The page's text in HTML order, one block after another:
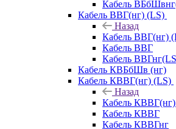
Кабель
Кабель ВВГ(нг) (LS)
Назад
Кабель ВВГ(нг)
Кабель ВВГ
Кабель
Кабель КВБбШв (нг)
Кабель КВВГ(нг) (LS)
Назад
Кабель
Кабель КВВГ
Кабель КВВГнг